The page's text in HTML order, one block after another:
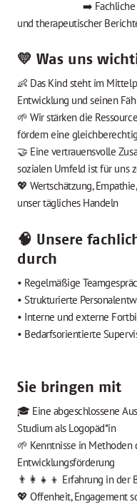
➡️ Fachliche
und therapeutischer
💛 Was uns
👶 Das Kind steht im
Entwicklung und seinen
🌱 Wir stärken die
fördern eine
🤝 Eine vertrauensvolle
sozialen Umfeld ist für uns
💖 Wertschätzung,
unser tägliches Handeln
🧠 Unsere
durch
• Regelmäßige
• Strukturierte
• Interne und externe
• Bedarfsorientierte
Sie bringen mit
🎓 Eine abgeschlossene
Studium als Logopäd*in
🌱 Kenntnisse in
Entwicklungsförderung
👨‍👩‍👧‍👦 Erfahrung in der
💖 Offenheit, Engagement